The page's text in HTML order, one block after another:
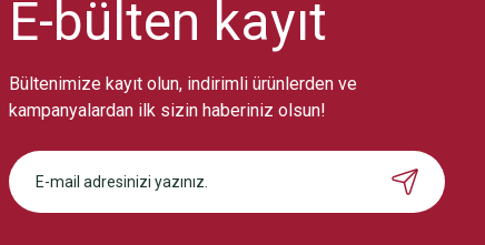
E-bülten kayıt
Bültenimize kayıt olun, indirimli ürünlerden ve
kampanyalardan ilk sizin haberiniz olsun!